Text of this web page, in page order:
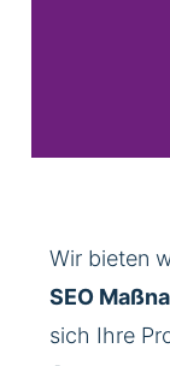
Wir bieten
SEO
sich Ihre